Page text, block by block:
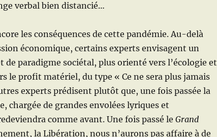
verbal bien distancié…
les conséquences de cette pandémie. Au-delà
économique, certains experts envisagent un
de paradigme sociétal, plus orienté vers l’écologie et
le profit matériel, du type « Ce ne sera plus jamais
experts prédisent plutôt que, une fois passée la
chargée de grandes envolées lyriques et
comme avant. Une fois passé le Grand
la Libération, nous n’aurons pas affaire à de